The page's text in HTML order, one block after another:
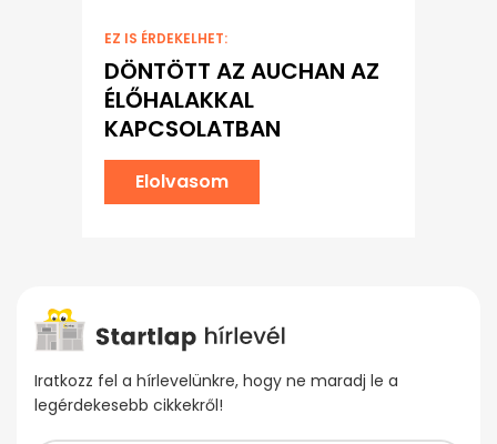
EZ IS ÉRDEKELHET:
DÖNTÖTT AZ AUCHAN AZ
ÉLŐHALAKKAL
KAPCSOLATBAN
Elolvasom
Iratkozz fel a hírlevelünkre, hogy ne maradj le a
legérdekesebb cikkekről!